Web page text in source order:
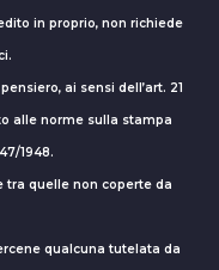
in proprio, non richiede
ai sensi dell’art. 21
alle norme sulla stampa
1948.
quelle non coperte da
qualcuna tutelata da